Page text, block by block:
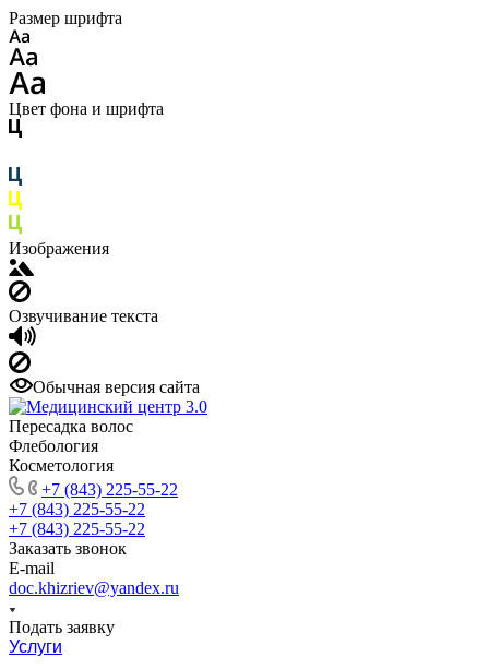
Размер шрифта
Цвет фона и шрифта
Изображения
Озвучивание текста
Обычная версия сайта
Пересадка волос
Флебология
Косметология
+7 (843) 225-55-22
+7 (843) 225-55-22
+7 (843) 225-55-22
Заказать звонок
E-mail
doc.khizriev@yandex.ru
Подать заявку
Услуги